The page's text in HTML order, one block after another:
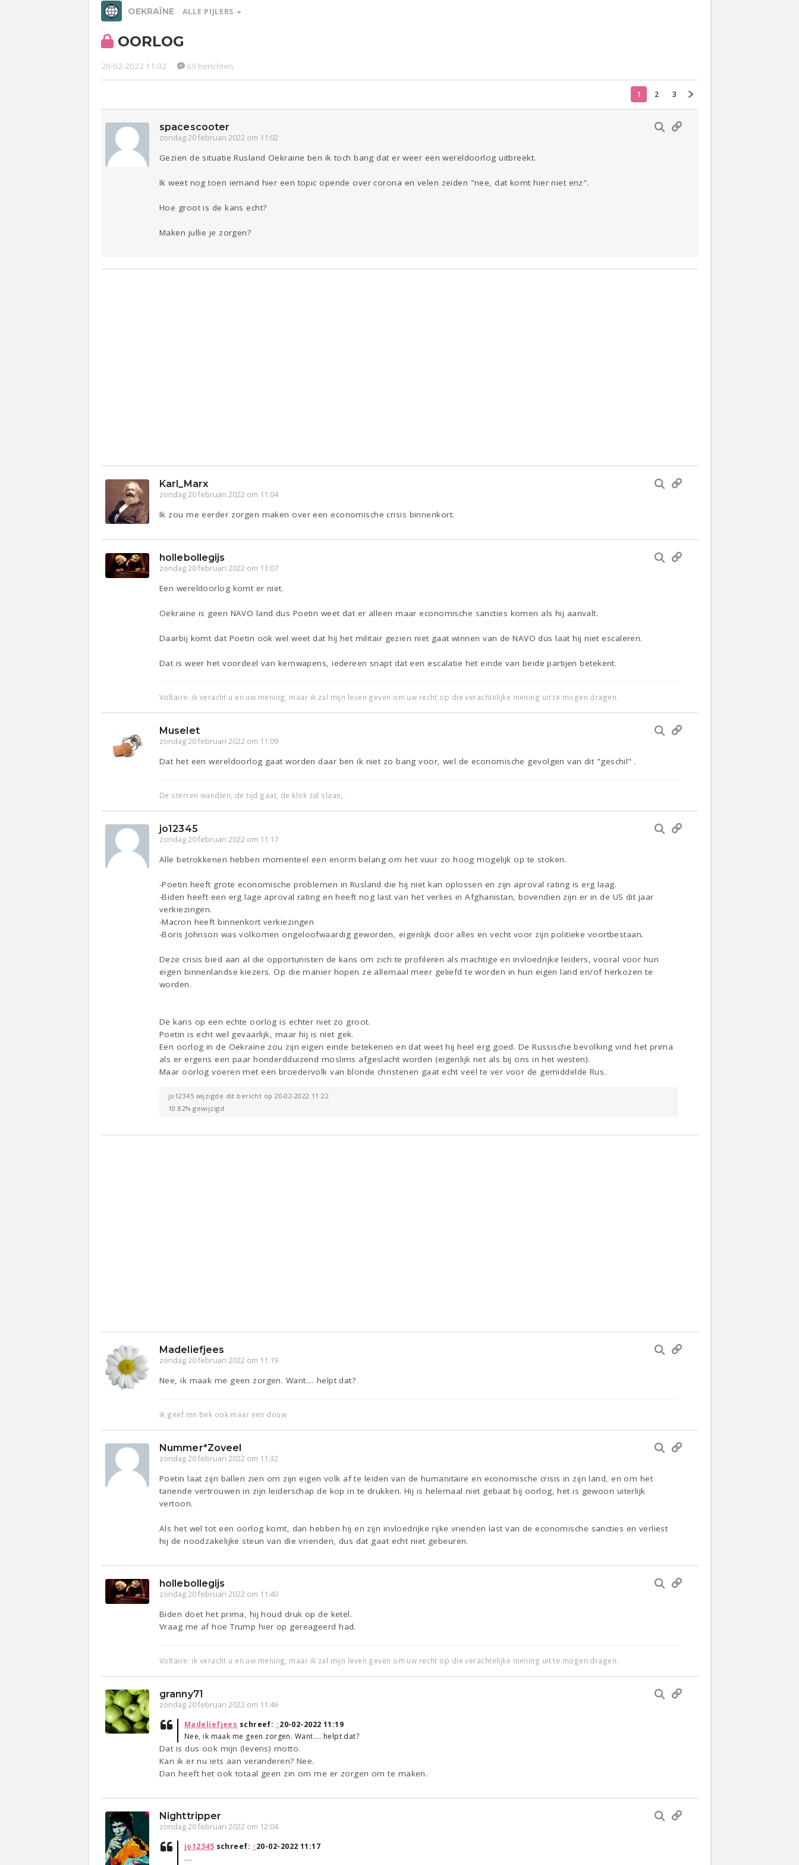
OEKRAÏNE ALLE PIJLERS
Beauty
OORLOG
20-02-2022 11:02 69 berichten
1 2 3
spacescooter
zondag 20 februari 2022 om 11:02
Gezien de situatie Rusland Oekraine ben ik toch bang dat er weer een wereldoorlog uitbreekt.
Ik weet nog toen iemand hier een topic opende over corona en velen zeiden "nee, dat komt hier niet enz".
Hoe groot is de kans echt?
Maken jullie je zorgen?
Karl_Marx
zondag 20 februari 2022 om 11:04
Ik zou me eerder zorgen maken over een economische crisis binnenkort.
hollebollegijs
zondag 20 februari 2022 om 11:07
Een wereldoorlog komt er niet.
Oekraïne is geen NAVO land dus Poetin weet dat er alleen maar economische sancties komen als hij aanvalt.
Daarbij komt dat Poetin ook wel weet dat hij het militair gezien niet gaat winnen van de NAVO dus laat hij niet escaleren.
Dat is weer het voordeel van kernwapens, iedereen snapt dat een escalatie het einde van beide partijen betekent.
Voltaire: ik veracht u en uw mening, maar ik zal mijn leven geven om uw recht op die verachtelijke mening uit te mogen dragen.
Muselet
zondag 20 februari 2022 om 11:09
Dat het een wereldoorlog gaat worden daar ben ik niet zo bang voor, wel de economische gevolgen van dit "geschil" .
De sterren wandlen, de tijd gaat, de klok zal slaan,.
jo12345
zondag 20 februari 2022 om 11:17
Alle betrokkenen hebben momenteel een enorm belang om het vuur zo hoog mogelijk op te stoken.
-Poetin heeft grote economische problemen in Rusland die hij niet kan oplossen en zijn aproval rating is erg laag.
-Biden heeft een erg lage aproval rating en heeft nog last van het verlies in Afghanistan, bovendien zijn er in de US dit jaar
verkiezingen.
-Macron heeft binnenkort verkiezingen
-Boris Johnson was volkomen ongeloofwaardig geworden, eigenlijk door alles en vecht voor zijn politieke voortbestaan.
Deze crisis bied aan al die opportunisten de kans om zich te profileren als machtige en invloedrijke leiders, vooral voor hun
eigen binnenlandse kiezers. Op die manier hopen ze allemaal meer geliefd te worden in hun eigen land en/of herkozen te
worden.
De kans op een echte oorlog is echter niet zo groot.
Poetin is echt wel gevaarlijk, maar hij is niet gek.
Een oorlog in de Oekraïne zou zijn eigen einde betekenen en dat weet hij heel erg goed. De Russische bevolking vind het prima
als er ergens een paar honderdduizend moslims afgeslacht worden (eigenlijk net als bij ons in het westen).
Maar oorlog voeren met een broedervolk van blonde christenen gaat echt veel te ver voor de gemiddelde Rus.
jo12345 wijzigde dit bericht op 20-02-2022 11:22
10.82% gewijzigd
Madeliefjees
zondag 20 februari 2022 om 11:19
Nee, ik maak me geen zorgen. Want.... helpt dat?
ik geef mn bek ook maar een douw
Nummer*Zoveel
zondag 20 februari 2022 om 11:32
Poetin laat zijn ballen zien om zijn eigen volk af te leiden van de humanitaire en economische crisis in zijn land, en om het
tanende vertrouwen in zijn leiderschap de kop in te drukken. Hij is helemaal niet gebaat bij oorlog, het is gewoon uiterlijk
vertoon.
Als het wel tot een oorlog komt, dan hebben hij en zijn invloedrijke rijke vrienden last van de economische sancties en verliest
hij de noodzakelijke steun van die vrienden, dus dat gaat echt niet gebeuren.
hollebollegijs
zondag 20 februari 2022 om 11:40
Biden doet het prima, hij houd druk op de ketel.
Vraag me af hoe Trump hier op gereageerd had.
Voltaire: ik veracht u en uw mening, maar ik zal mijn leven geven om uw recht op die verachtelijke mening uit te mogen dragen.
granny71
zondag 20 februari 2022 om 11:46
Madeliefjees schreef: ↑20-02-2022 11:19
Nee, ik maak me geen zorgen. Want.... helpt dat?
Dat is dus ook mijn (levens) motto.
Kan ik er nu iets aan veranderen? Nee.
Dan heeft het ook totaal geen zin om me er zorgen om te maken.
Nighttripper
zondag 20 februari 2022 om 12:04
jo12345 schreef: ↑20-02-2022 11:17
....